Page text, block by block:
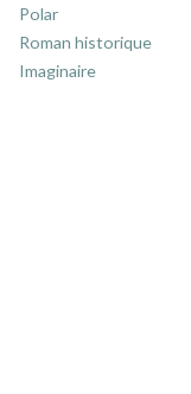
Polar
Roman historique
Imaginaire